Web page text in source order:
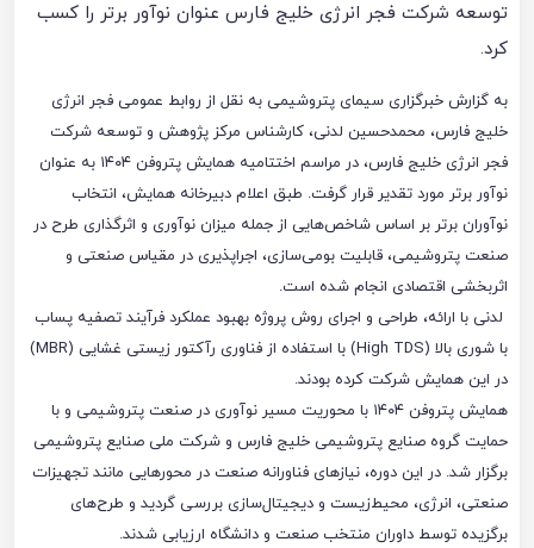
توسعه شرکت فجر انرژی خلیج فارس عنوان نوآور برتر را کسب
کرد.
به گزارش خبرگزاری سیمای پتروشیمی به نقل از روابط عمومی فجر انرژی
خلیج فارس، محمدحسین لدنی، کارشناس مرکز پژوهش و توسعه شرکت
فجر انرژی خلیج فارس، در مراسم اختتامیه همایش پتروفن ۱۴۰۴ به عنوان
نوآور برتر مورد تقدیر قرار گرفت. طبق اعلام دبیرخانه همایش، انتخاب
نوآوران برتر بر اساس شاخص‌هایی از جمله میزان نوآوری و اثرگذاری طرح در
صنعت پتروشیمی، قابلیت بومی‌سازی، اجراپذیری در مقیاس صنعتی و
اثربخشی اقتصادی انجام شده است.
لدنی با ارائه، طراحی و اجرای روش پروژه بهبود عملکرد فرآیند تصفیه پساب
با شوری بالا (High TDS) با استفاده از فناوری رآکتور زیستی غشایی (MBR)
در این همایش شرکت کرده بودند.
همایش پتروفن ۱۴۰۴ با محوریت مسیر نوآوری در صنعت پتروشیمی و با
حمایت گروه صنایع پتروشیمی خلیج فارس و شرکت ملی صنایع پتروشیمی
برگزار شد. در این دوره، نیازهای فناورانه صنعت در محورهایی مانند تجهیزات
صنعتی، انرژی، محیط‌زیست و دیجیتال‌سازی بررسی گردید و طرح‌های
برگزیده توسط داوران منتخب صنعت و دانشگاه ارزیابی شدند.